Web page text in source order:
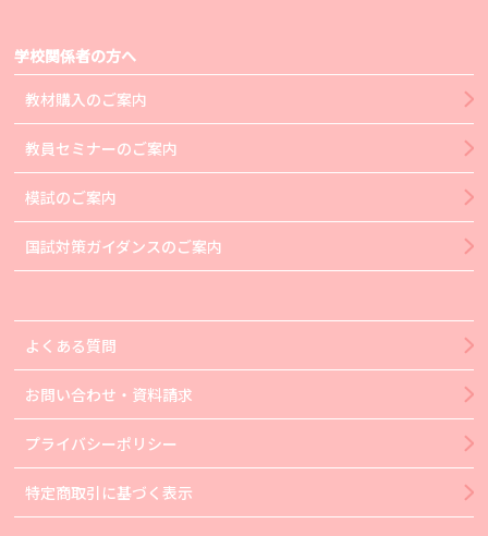
学校関係者の方へ
教材購入のご案内
教員セミナーのご案内
模試のご案内
国試対策ガイダンスのご案内
よくある質問
お問い合わせ・資料請求
プライバシーポリシー
特定商取引に基づく表示